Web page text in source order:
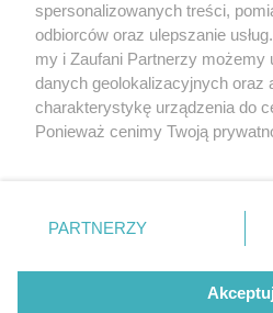
REKLAMA WSPÓŁPRACA RSS
Nasze
Aktualności
Tcz24
Historia miasta
spersonalizowanych treści,
odbiorców oraz ulepszanie
my i Zaufani Partnerzy możemy
danych geolokalizacyjnych oraz
charakterystykę urządzenia do
Ponieważ cenimy Twoją
znajdujący się w lewym dolnym
przetwarzaniu. Preferencje będą
PARTNERZY